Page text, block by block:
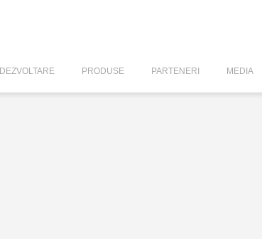
DEZVOLTARE PRODUSE PARTENERI MEDIA